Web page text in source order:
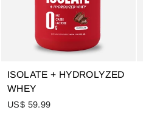
ISOLATE + HYDROLYZED
WHEY
US$ 59.99